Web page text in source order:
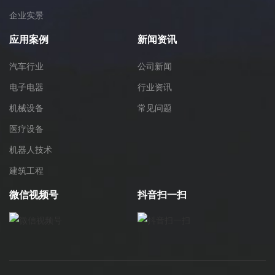
企业实景
应用案例
汽车行业
电子电器
机械设备
医疗设备
机器人技术
建筑工程
新闻资讯
公司新闻
行业资讯
常见问题
微信视频号 抖音扫一扫